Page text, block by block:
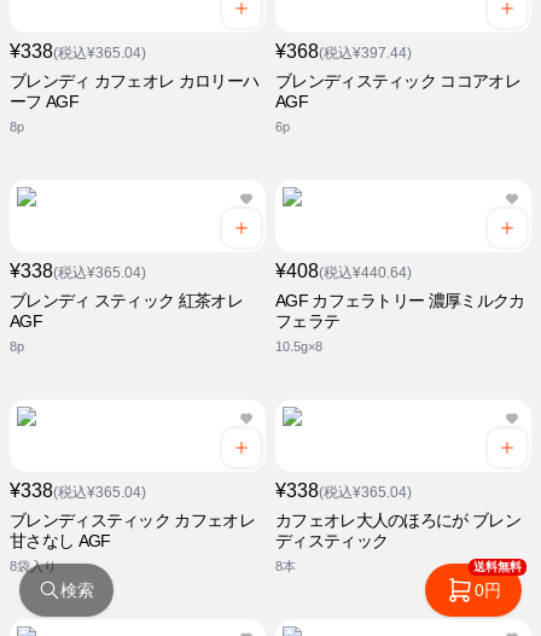
¥338(税込¥365.04)
ブレンディ カフェオレ カロリーハ
ーフ AGF
8p
¥368(税込¥397.44)
ブレンディスティック ココアオレ
AGF
6p
¥338(税込¥365.04)
ブレンディ スティック 紅茶オレ
AGF
8p
¥408(税込¥440.64)
AGF カフェラトリー 濃厚ミルクカ
フェラテ
10.5g×8
¥338(税込¥365.04)
ブレンディスティック カフェオレ
甘さなし AGF
8袋入り
¥338(税込¥365.04)
カフェオレ大人のほろにが ブレン
ディスティック
8本
検索
送料無料
0円